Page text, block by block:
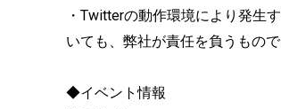
・Twitterの動作環境により発生
いても、弊社が責任を負うもので
◆イベント情報